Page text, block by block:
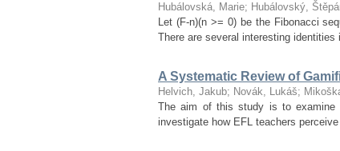
Hubálovská, Marie; Hubálovský,
Let (F-n)(n >= 0) be the Fibonacci
There are several interesting
A Systematic Review of
Helvich, Jakub; Novák, Lukáš;
The aim of this study is to examine
investigate how EFL teachers